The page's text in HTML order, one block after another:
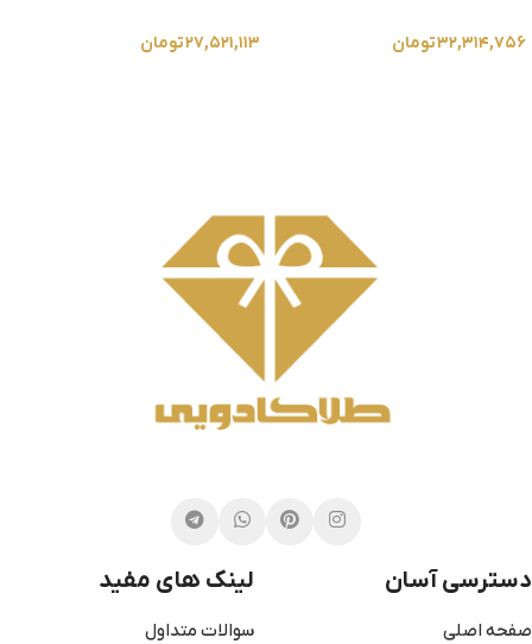
۳۲,۳۱۴,۷۵۶تومان ۲۷,۵۲۱,۱۱۳تومان
دسترسی آسان
صفحه اصلی
لینک های مفید
سوالات متداول